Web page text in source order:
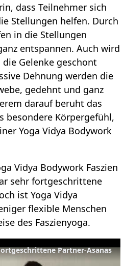
dass Teilnehmer sich
Stellungen helfen. Durch
in die Stellungen
entspannen. Auch wird
Gelenke geschont
Dehnung werden die
gedehnt und ganz
darauf beruht das
besondere Körpergefühl,
Yoga Vidya Bodywork
Vidya Bodywork Faszien
sehr fortgeschrittene
ist Yoga Vidya
flexible Menschen
des Faszienyoga.
Partner-Asanas